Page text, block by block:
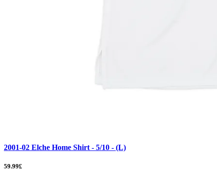
2001-02 Elche Home Shirt - 5/10 - (L)
59.99£